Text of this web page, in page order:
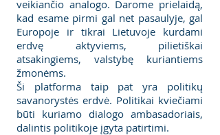
veikiančio analogo. Darome prielaidą,
kad esame pirmi gal net pasaulyje, gal
Europoje ir tikrai Lietuvoje kurdami
erdvę aktyviems, pilietiškai
atsakingiems, valstybę kuriantiems
žmonėms.
Ši platforma taip pat yra politikų
savanorystės erdvė. Politikai kviečiami
būti kuriamo dialogo ambasadoriais,
dalintis politikoje įgyta patirtimi.